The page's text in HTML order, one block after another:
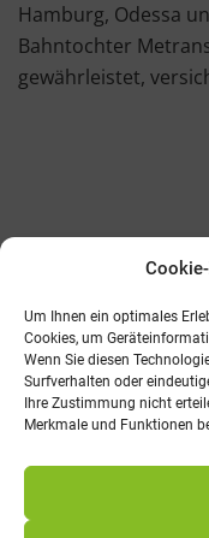
Um Ihnen ein optimales
Cookies, um
Wenn Sie diesen
Surfverhalten oder
Ihre Zustimmung nicht
Merkmale und Funktionen
Hamburg, Odessa
Bahntochter
gewährleistet,
Kontakt AGB
E-
©